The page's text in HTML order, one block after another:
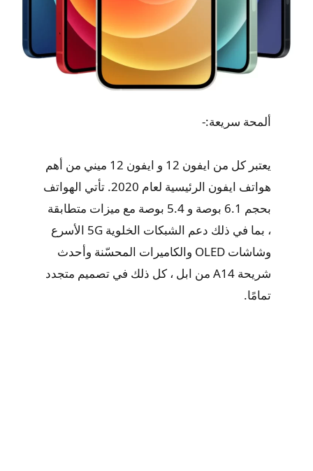
ألمحة سريعة:-
يعتبر كل من ايفون 12 و ايفون 12 ميني من أهم
هواتف ايفون الرئيسية لعام 2020. تأتي الهواتف
بحجم 6.1 بوصة و 5.4 بوصة مع ميزات متطابقة
، بما في ذلك دعم الشبكات الخلوية 5G الأسرع
وشاشات OLED والكاميرات المحسّنة وأحدث
شريحة A14 من ابل ، كل ذلك في تصميم متجدد
تمامًا.